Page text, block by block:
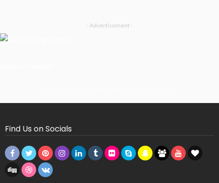
- Advertisement -
Find Us on Socials